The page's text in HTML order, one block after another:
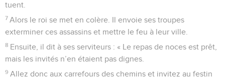
tuent.
7 Alors le roi se met en colère. Il envoie ses troupes
exterminer ces assassins et mettre le feu à leur ville.
8 Ensuite, il dit à ses serviteurs : « Le repas de noces est prêt,
mais les invités n’en étaient pas dignes.
9 Allez donc aux carrefours des chemins et invitez au festin